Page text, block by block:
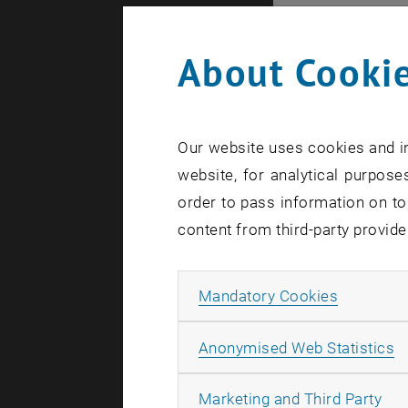
Portrait of
Mit tiefer
Prof.
heute für
1933 in
an der
und er
weiteren 5
Kenzo
seiner
About
Our website uses cookies and
website, for analytical
order to pass information on
content from third-party
Mandatory Cookies
Anonymised Web Statistics
Marketing and Third Party